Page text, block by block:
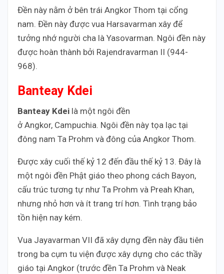
Đền này nằm ở bên trái Angkor Thom tại cổng
nam. Đền này được vua Harsavarman xây để
tưởng nhớ người cha là Yasovarman. Ngôi đền này
được hoàn thành bởi Rajendravarman II (944-
968).
Banteay Kdei
Banteay Kdei là một ngôi đền
ở Angkor, Campuchia. Ngôi đền này tọa lạc tại
đông nam Ta Prohm và đông của Angkor Thom.
Được xây cuối thế kỷ 12 đến đầu thế kỷ 13. Đây là
một ngôi đền Phật giáo theo phong cách Bayon,
cấu trúc tương tự như Ta Prohm và Preah Khan,
nhưng nhỏ hơn và ít trang trí hơn. Tình trạng bảo
tồn hiện nay kém.
Vua Jayavarman VII đã xây dựng đền này đầu tiên
trong ba cụm tu viện được xây dựng cho các thầy
giáo tại Angkor (trước đền Ta Prohm và Neak